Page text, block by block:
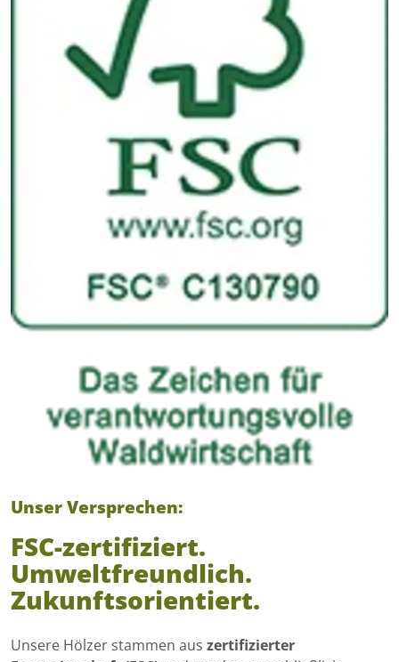
Unser Versprechen:
FSC-zertifiziert.
Umweltfreundlich.
Zukunftsorientiert.
Unsere Hölzer stammen aus zertifizierter